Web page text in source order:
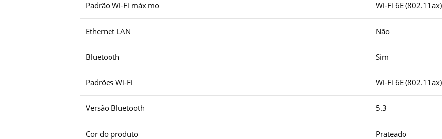
Padrão Wi-Fi máximo Wi-Fi 6E (802.11ax)
Ethernet LAN Não
Bluetooth Sim
Padrões Wi-Fi Wi-Fi 6E (802.11ax)
Versão Bluetooth 5.3
Cor do produto Prateado